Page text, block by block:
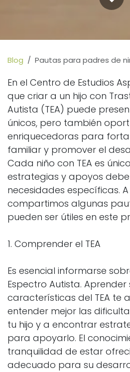
Blog Pautas para padres de
En el Centro de Estudios
que criar a un hijo con
Autista (TEA) puede
únicos, pero también
enriquecedoras para
familiar y promover el
Cada niño con TEA es
estrategias y apoyos
necesidades específicas.
compartimos algunas
pueden ser útiles en este
1. Comprender el TEA
Es esencial informarse
Espectro Autista. Aprender
características del TEA te
entender mejor las
tu hijo y a encontrar
para apoyarlo. El
tranquilidad de estar
adecuado para su